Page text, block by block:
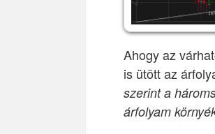
Ahogy az
is ütött az
szerint a
árfolyam